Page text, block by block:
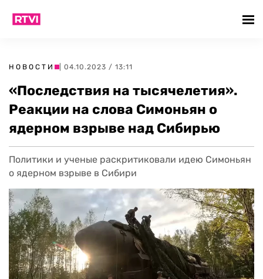
НОВОСТИ | 04.10.2023 / 13:11
«Последствия на тысячелетия».
Реакции на слова Симоньян о
ядерном взрыве над Сибирью
Политики и ученые раскритиковали идею Симоньян
о ядерном взрыве в Сибири